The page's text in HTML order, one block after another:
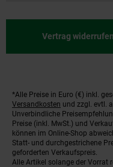
Vertrag widerrufen
Fußnoten
*Alle Preise in Euro (€) inkl.
Versandkosten und zzgl. evtl.
Unverbindliche
Preise (inkl. MwSt.) und
können im Online-Shop
Statt- und durchgestrichene
geforderten Verkaufspreis.
Alle Artikel solange der Vorrat